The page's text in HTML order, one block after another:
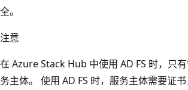
全。
注意
在 Azure Stack Hub 中使用 AD FS 时，只
务主体。 使用 AD FS 时，服务主体需要证